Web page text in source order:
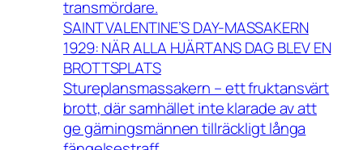
transmördare.
SAINT VALENTINE’S DAY-MASSAKERN
1929: NÄR ALLA HJÄRTANS DAG BLEV EN
BROTTSPLATS
Stureplansmassakern – ett fruktansvärt
brott, där samhället inte klarade av att
ge gärningsmännen tillräckligt långa